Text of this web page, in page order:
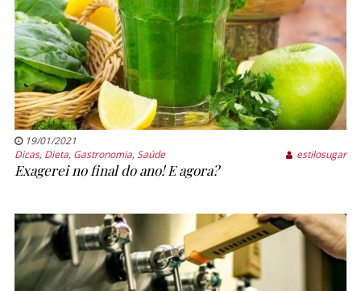
19/01/2021
Dicas, Dieta, Gastronomia,Saúde estilosugar
Exagerei no final do ano! E agora?